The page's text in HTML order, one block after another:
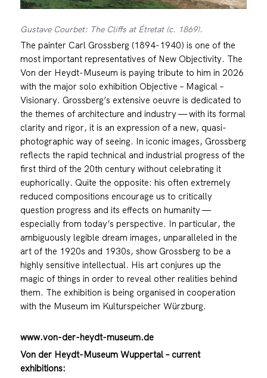
Gustave Courbet: The Cliffs at Étretat (c. 1869).
The painter Carl Grossberg (1894-1940) is one of the
most important representatives of New Objectivity. The
Von der Heydt-Museum is paying tribute to him in 2026
with the major solo exhibition Objective – Magical –
Visionary. Grossberg’s extensive oeuvre is dedicated to
the themes of architecture and industry — with its formal
clarity and rigor, it is an expression of a new, quasi-
photographic way of seeing. In iconic images, Grossberg
reflects the rapid technical and industrial progress of the
first third of the 20th century without celebrating it
euphorically. Quite the opposite: his often extremely
reduced compositions encourage us to critically
question progress and its effects on humanity —
especially from today’s perspective. In particular, the
ambiguously legible dream images, unparalleled in the
art of the 1920s and 1930s, show Grossberg to be a
highly sensitive intellectual. His art conjures up the
magic of things in order to reveal other realities behind
them. The exhibition is being organised in cooperation
with the Museum im Kulturspeicher Würzburg.
www.von-der-heydt-museum.de
Von der Heydt-Museum Wuppertal – current
exhibitions: